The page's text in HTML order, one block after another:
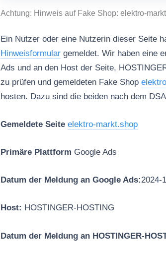
Achtung: Hinweis auf Fake Shop: elektro-
Ein Nutzer oder eine Nutzerin dieser Seite
Hinweisformular gemeldet. Wir haben eine
Ads und an den Host der Seite,
zu prüfen und gemeldeten Fake Shop
hosten. Dazu sind die beiden nach dem
Gemeldete Seite elektro-markt.shop
Primäre Plattform Google Ads
Datum der Meldung an Google Ads:2024-
Host: HOSTINGER-HOSTING
Datum der Meldung an HOSTINGER-